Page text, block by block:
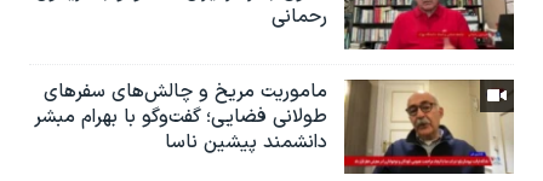
رحمانی
ماموریت مریخ و چالش‌های سفرهای
طولانی فضایی؛ گفت‌وگو با بهرام مبشر
دانشمند پیشین ناسا